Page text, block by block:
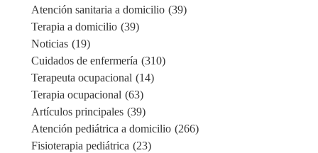
Atención sanitaria a domicilio (39)
Terapia a domicilio (39)
Noticias (19)
Cuidados de enfermería (310)
Terapeuta ocupacional (14)
Terapia ocupacional (63)
Artículos principales (39)
Atención pediátrica a domicilio (266)
Fisioterapia pediátrica (23)